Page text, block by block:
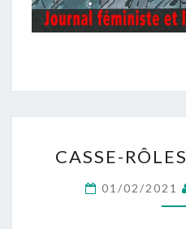
CASSE-
01/02/2021